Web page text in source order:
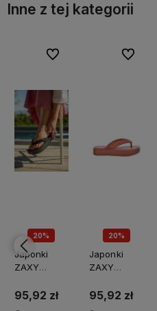
Inne z tej kategorii
20%
PROMOCJA
Japonki
ZAXY
02966
95,92 zł
Do ulubionych
Do ulubionych
20%
Japonki
ZAXY
02966
95,92 zł
Do
Do